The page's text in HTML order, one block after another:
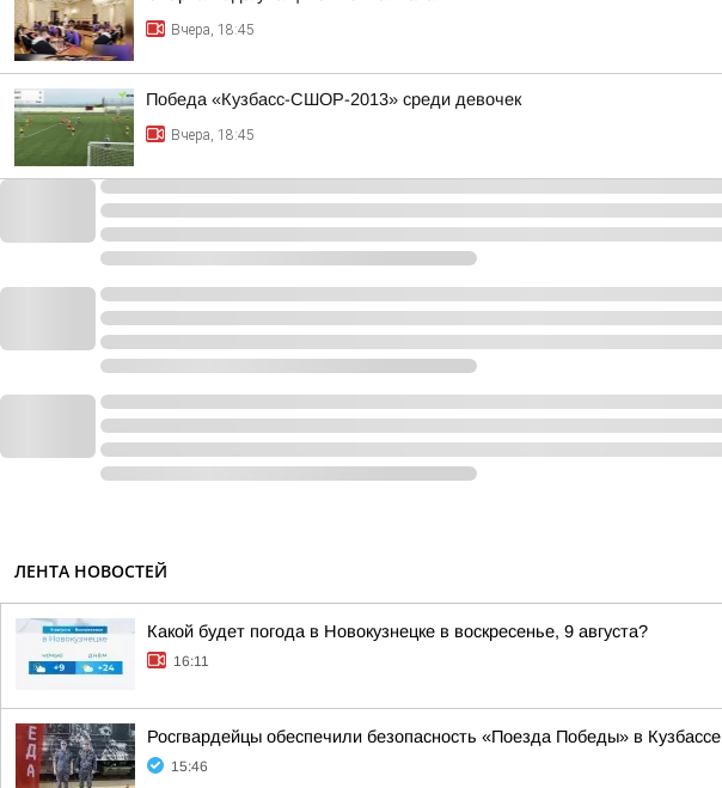
Вчера, 18:45
Победа «Кузбасс-СШОР-2013» среди девочек
Вчера, 18:45
ЛЕНТА НОВОСТЕЙ
Какой будет погода в Новокузнецке в воскресенье, 9 августа?
16:11
Росгвардейцы обеспечили безопасность «Поезда Победы» в Кузбассе
15:46